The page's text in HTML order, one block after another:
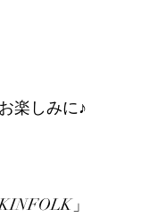
楽しみに♪
」